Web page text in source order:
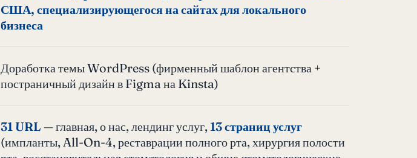
США, специализирующегося на сайтах для локального
бизнеса
Доработка темы WordPress (фирменный шаблон агентства +
постраничный дизайн в Figma на Kinsta)
31 URL — главная, о нас, лендинг услуг, 13 страниц услуг
(импланты, All-On-4, реставрации полного рта, хирургия полости